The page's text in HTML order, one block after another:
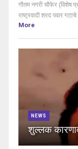
गौतम नगरी चौफेर (विशेष
राष्ट्रवादी शरद पवार
More
NEWS
शुल्लक